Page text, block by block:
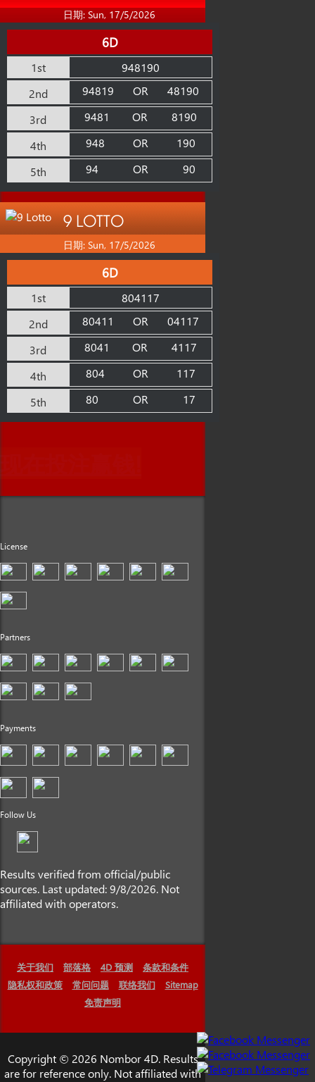
日期: Sun, 17/5/2026
6D
1st
948190
2nd
94819 OR
48190
3rd
9481 OR
8190
4th
948 OR
190
5th
94 OR 90
9 LOTTO
日期: Sun, 17/5/2026
6D
1st
804117
2nd
80411 OR
04117
3rd
8041 OR
4117
4th
804 OR
117
5th
80 OR 17
License
Partners
Payments
Follow Us
Results verified from official/public
sources. Last updated: 9/8/2026. Not
affiliated with operators.
关于我们 部落格 4D 预测
条款和条件
隐私权和政策
常问问题 联络我们
Sitemap
免责声明
Copyright © 2026 Nombor 4D. Results
are for reference only. Not affiliated with